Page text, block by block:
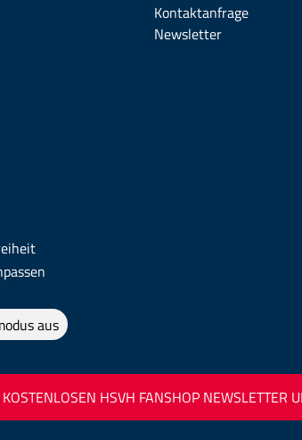
aus
Kontaktanfrage
Newsletter
HSVH FANSHOP NEWSLETTER